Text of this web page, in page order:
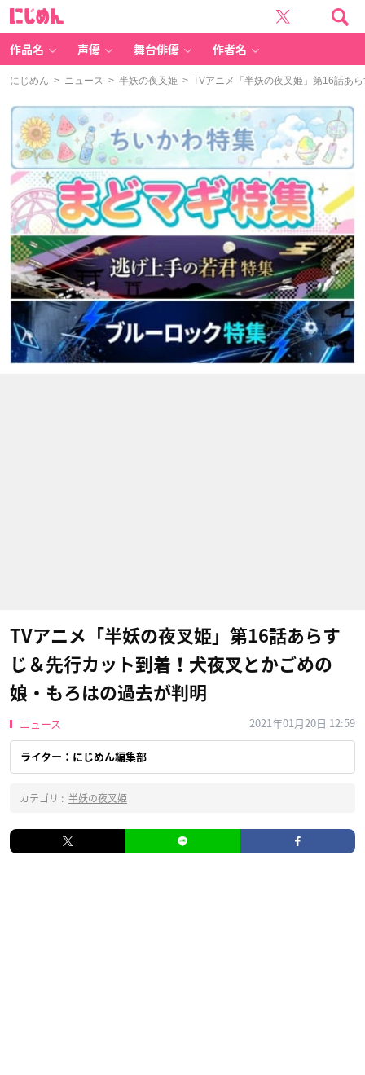
作品名 声優 舞台俳優 作者名
にじめん > ニュース > 半妖の夜叉姫 > TVアニメ「半妖の夜叉姫」第16話あ
TVアニメ「半妖の夜叉姫」第16話あらす
じ＆先行カット到着！犬夜叉とかごめの
娘・もろはの過去が判明
ニュース 2021年01月20日 12:59
ライター：にじめん編集部
カテゴリ : 半妖の夜叉姫